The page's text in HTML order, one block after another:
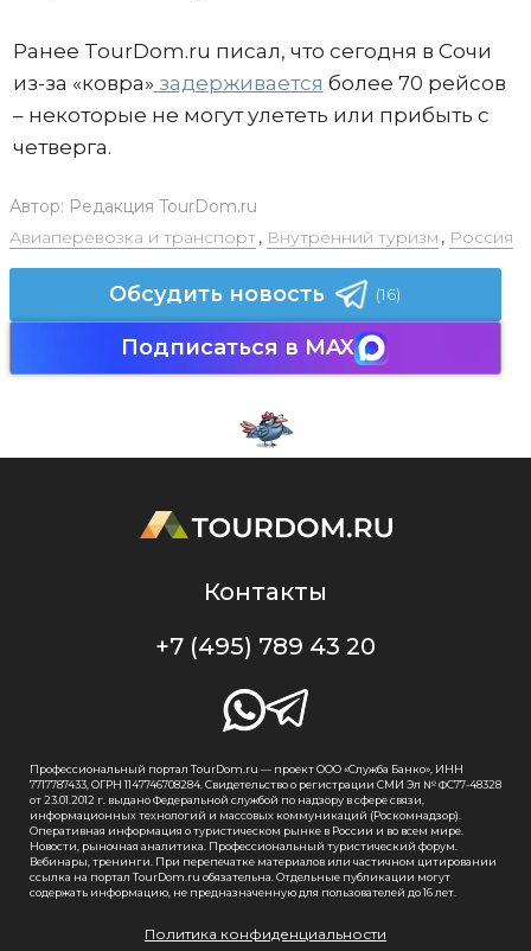
Ранее TourDom.ru писал, что сегодня в Сочи
из-за «ковра» задерживается более 70 рейсов
– некоторые не могут улететь или прибыть с
четверга.
Автор: Редакция TourDom.ru
Авиаперевозка и транспорт, Внутренний туризм , Россия
Обсудить новость (16)
Подписаться в MAX
Контакты
+7 (495) 789 43 20
Профессиональный портал TourDom.ru — проект ООО «Служба Банко», ИНН
7717787433, ОГРН 1147746708284. Свидетельство о регистрации СМИ Эл № ФС77-48328
от 23.01.2012 г. выдано Федеральной службой по надзору в сфере связи,
информационных технологий и массовых коммуникаций (Роскомнадзор).
Оперативная информация о туристическом рынке в России и во всем мире.
Новости, рыночная аналитика. Профессиональный туристический форум.
Вебинары, тренинги. При перепечатке материалов или частичном цитировании
ссылка на портал TourDom.ru обязательна. Отдельные публикации могут
содержать информацию, не предназначенную для пользователей до 16 лет.
Политика конфиденциальности